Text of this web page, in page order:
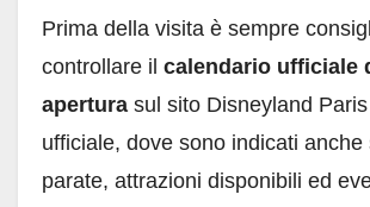
Prima della visita è sempre
controllare il calendario ufficiale
apertura sul sito Disneyland Paris
ufficiale, dove sono indicati anche
parate, attrazioni disponibili ed